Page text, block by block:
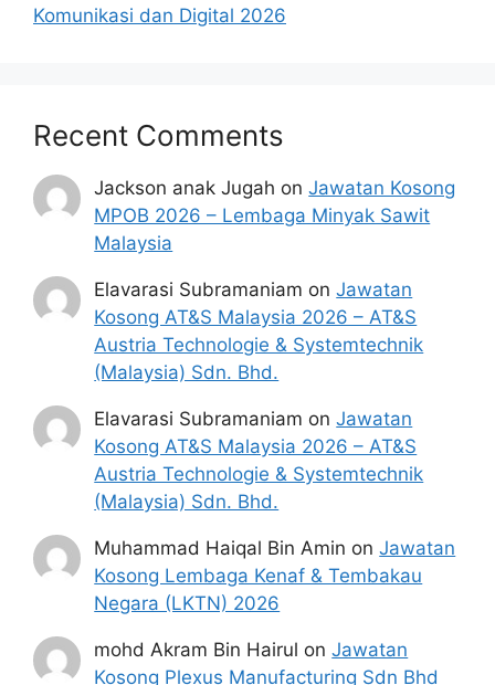
Komunikasi dan Digital 2026
Recent Comments
Jackson anak Jugah onJawatan Kosong
MPOB 2026 – Lembaga Minyak Sawit
Malaysia
Elavarasi Subramaniam onJawatan
Kosong AT&S Malaysia 2026 – AT&S
Austria Technologie & Systemtechnik
(Malaysia) Sdn. Bhd.
Elavarasi Subramaniam onJawatan
Kosong AT&S Malaysia 2026 – AT&S
Austria Technologie & Systemtechnik
(Malaysia) Sdn. Bhd.
Muhammad Haiqal Bin Amin onJawatan
Kosong Lembaga Kenaf & Tembakau
Negara (LKTN) 2026
mohd Akram Bin Hairul onJawatan
Kosong Plexus Manufacturing Sdn Bhd